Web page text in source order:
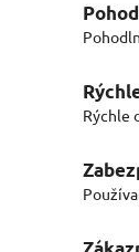
Rýchle